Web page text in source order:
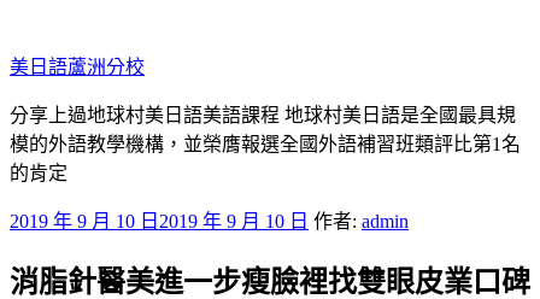
至
主
要
內
容
美日語蘆洲分校
分享上過地球村美日語美語課程 地球村美日語是全國最具規
模的外語教學機構，並榮膺報選全國外語補習班類評比第1名
的肯定
發
於
2019 年 9 月 10 日 2019 年 9 月 10 日 作者: admin
消脂針醫美進一步瘦臉裡找雙眼皮業口碑